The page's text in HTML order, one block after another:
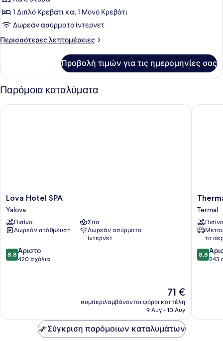
για
Standard
Δωμάτιο
1 Διπλό Κρεβάτι και 1 Μονό Κρεβάτι
Δωρεάν ασύρματο ίντερνετ
Περισσότερες λεπτομέρειες
Περισσότερες
Δωμάτιο
Προβολή τιμών για τις ημερομηνίες σας
Παρόμοια καταλύματα
Lova
Hotel
SPA
Yalova
Lova Hotel SPA
Yalova
Πισίνα
Σπα
Δωρεάν στάθμευση
Δωρεάν ασύρματο
ίντερνετ
8.8
στα
8,8 Άριστο
420 σχόλια
Η
τιμή
είναι
71 €
συμπεριλαμβάνονται φόροι και τέλη
9 Αυγ - 10 Αυγ
Lova Hotel SPA
Thermal
Saray
Hotel
&
Spa
Yalova
Termal
Termal
το
8.8
στα
8,8
243
Thermal
Σύγκριση παρόμοιων καταλυμάτων